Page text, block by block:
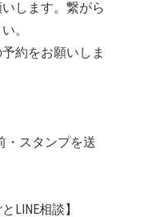
します。繋がら
。
約をお願いしま
・スタンプを送
LINE相談】